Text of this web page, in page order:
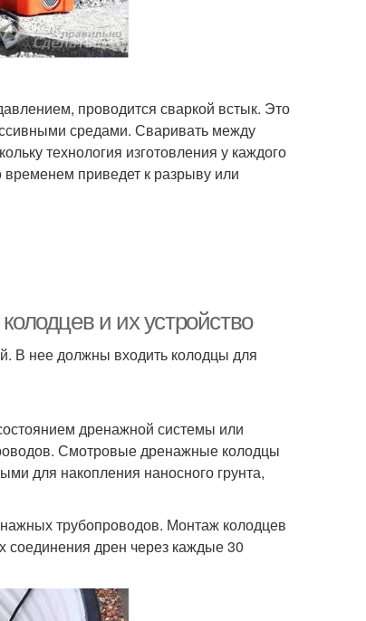
проводится сваркой встык. Это
средами. Сваривать между
технология изготовления у каждого
приведет к разрыву или
и их устройство
В нее должны входить колодцы для
дренажной системы или
Смотровые дренажные колодцы
для накопления наносного грунта,
трубопроводов. Монтаж колодцев
соединения дрен через каждые 30